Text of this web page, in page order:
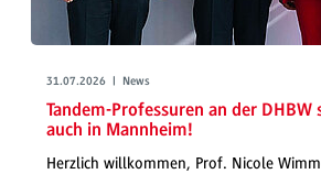
31.07.2026 | News
Tandem-Professuren an der
auch in Mannheim!
Herzlich willkommen, Prof. Nicole